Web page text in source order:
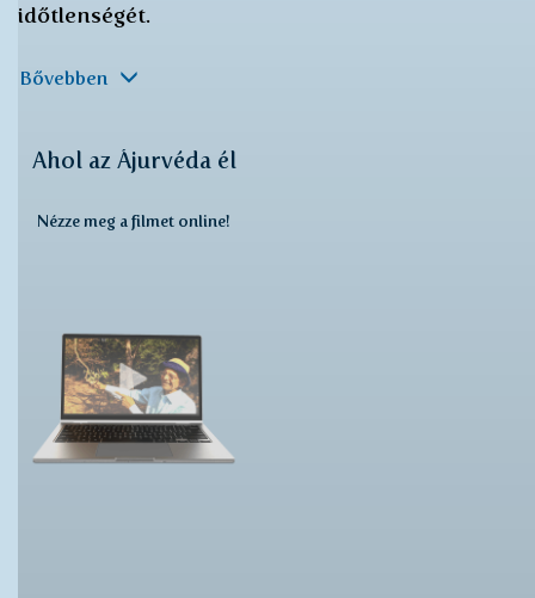
időtlenségét.
Bővebben
Ahol az Ájurvéda él
Nézze meg a filmet online!